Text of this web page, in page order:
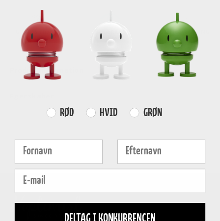
GRATIS FRAGT
over 499 DKK
E-MÆRKET
certificeret
HURTIG LEVERING
1-3 hverdage
Produktinformation
Farvevalg
RØD HVID GRØN
Fornavn Efternavn
E-mail